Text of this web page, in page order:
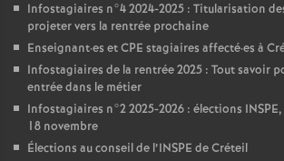
Infostagiaires n°4 2024-2025 : Titularisation
projeter vers la rentrée prochaine
Enseignant·es etCPE stagiaires affecté·es à
Infostagiaires de la rentrée 2025 : Tout savoir
entrée dans le métier
Infostagiaires n°2 2025-2026 : élections INSPE
18 novembre
Élections au conseil de l’INSPE de Créteil